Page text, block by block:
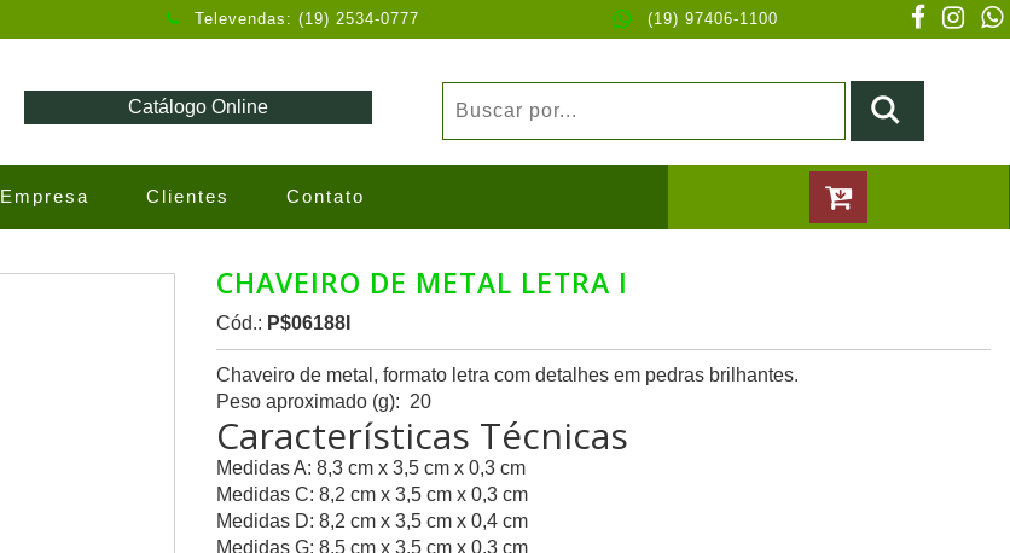
Televendas: (19) 2534-0777 (19) 97406-1100
Catálogo Online
Empresa Clientes Contato
CHAVEIRO DE METAL LETRA I
Cód.: P$06188I
Chaveiro de metal, formato letra com detalhes em pedras brilhantes.
Peso aproximado (g): 20
Características Técnicas
Medidas A: 8,3 cm x 3,5 cm x 0,3 cm
Medidas C: 8,2 cm x 3,5 cm x 0,3 cm
Medidas D: 8,2 cm x 3,5 cm x 0,4 cm
Medidas G: 8,5 cm x 3,5 cm x 0,3 cm